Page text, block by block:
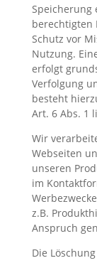
Speicherung
berechtigten
Schutz vor
Nutzung.
erfolgt
Verfolgung
besteht
Art. 6 Abs. 1
Wir
Webseiten
unseren
im
z.B.
Anspruch
Die